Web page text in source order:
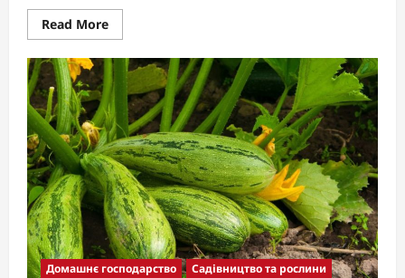
Read MoreRead
more
Як
готувати
рижики:
класичні
рецепти
соління,
смаження
та
маринування
Домашнє господарство Садівництво та рослини